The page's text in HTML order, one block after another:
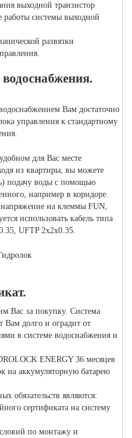
выходной транзистор
системы выходной
развязки
Вам достаточно
управления к стандартному
для Вас месте
из квартиры, вы можете
подачу воды с помощью
например в коридоре.
напряжение на клеммы FUN,
использовать кабель типа
UFTP 2x2x0.35.
Вас за покупку. Система
долго и оградит от
в системе водоснабжения и
ENERGY 36 месяцев
на аккумуляторную батарею
обязательств являются:
сертификата на систему
по монтажу и